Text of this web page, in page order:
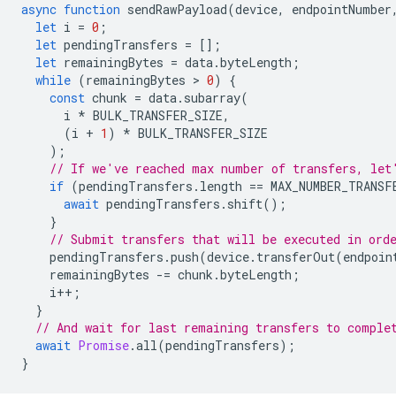
async function sendRawPayload(device, endpointNumber
let i = 0 ;
let pendingTransfers = [];
let remainingBytes = data.byteLength ;
while (remainingBytes > 0)
{
const chunk = data. subarray(
i * BULK_TRANSFER_SIZE,
(i + 1 ) * BULK_TRANSFER_SIZE
);
// If we've reached max number of transfers,
if (pendingTransfers . length ==
await pendingTransfers . shift();
}
// Submit transfers that will be executed in
pendingTransfers .push(device. transferOut(
remainingBytes -= chunk .byteLength ;
i++ ;
}
// And wait for last remaining transfers to
await Promise.all(pendingTransfers);
}